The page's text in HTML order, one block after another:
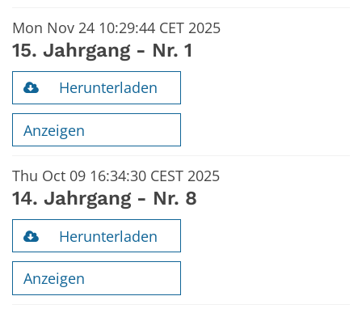
Mon Nov 24 10:29:44 CET 2025
15. Jahrgang - Nr. 1
Herunterladen
Anzeigen
Thu Oct 09 16:34:30 CEST 2025
14. Jahrgang - Nr. 8
Herunterladen
Anzeigen